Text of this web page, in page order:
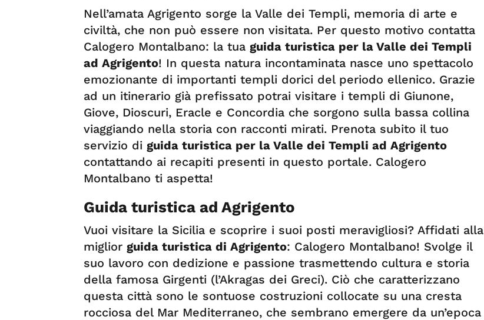
Nell’amata Agrigento sorge la Valle dei Templi, memoria di arte e
civiltà, che non può essere non visitata. Per questo motivo contatta
Calogero Montalbano: la tua guida turistica per la Valle dei Templi
ad Agrigento! In questa natura incontaminata nasce uno spettacolo
emozionante di importanti templi dorici del periodo ellenico. Grazie
ad un itinerario già prefissato potrai visitare i templi di Giunone,
Giove, Dioscuri, Eracle e Concordia che sorgono sulla bassa collina
viaggiando nella storia con racconti mirati. Prenota subito il tuo
servizio di guida turistica per la Valle dei Templi ad Agrigento
contattando ai recapiti presenti in questo portale. Calogero
Montalbano ti aspetta!
Guida turistica ad Agrigento
Vuoi visitare la Sicilia e scoprire i suoi posti meravigliosi? Affidati alla
miglior guida turistica di Agrigento: Calogero Montalbano! Svolge il
suo lavoro con dedizione e passione trasmettendo cultura e storia
della famosa Girgenti (l’Akragas dei Greci). Ciò che caratterizzano
questa città sono le sontuose costruzioni collocate su una cresta
rocciosa del Mar Mediterraneo, che sembrano emergere da un’epoca